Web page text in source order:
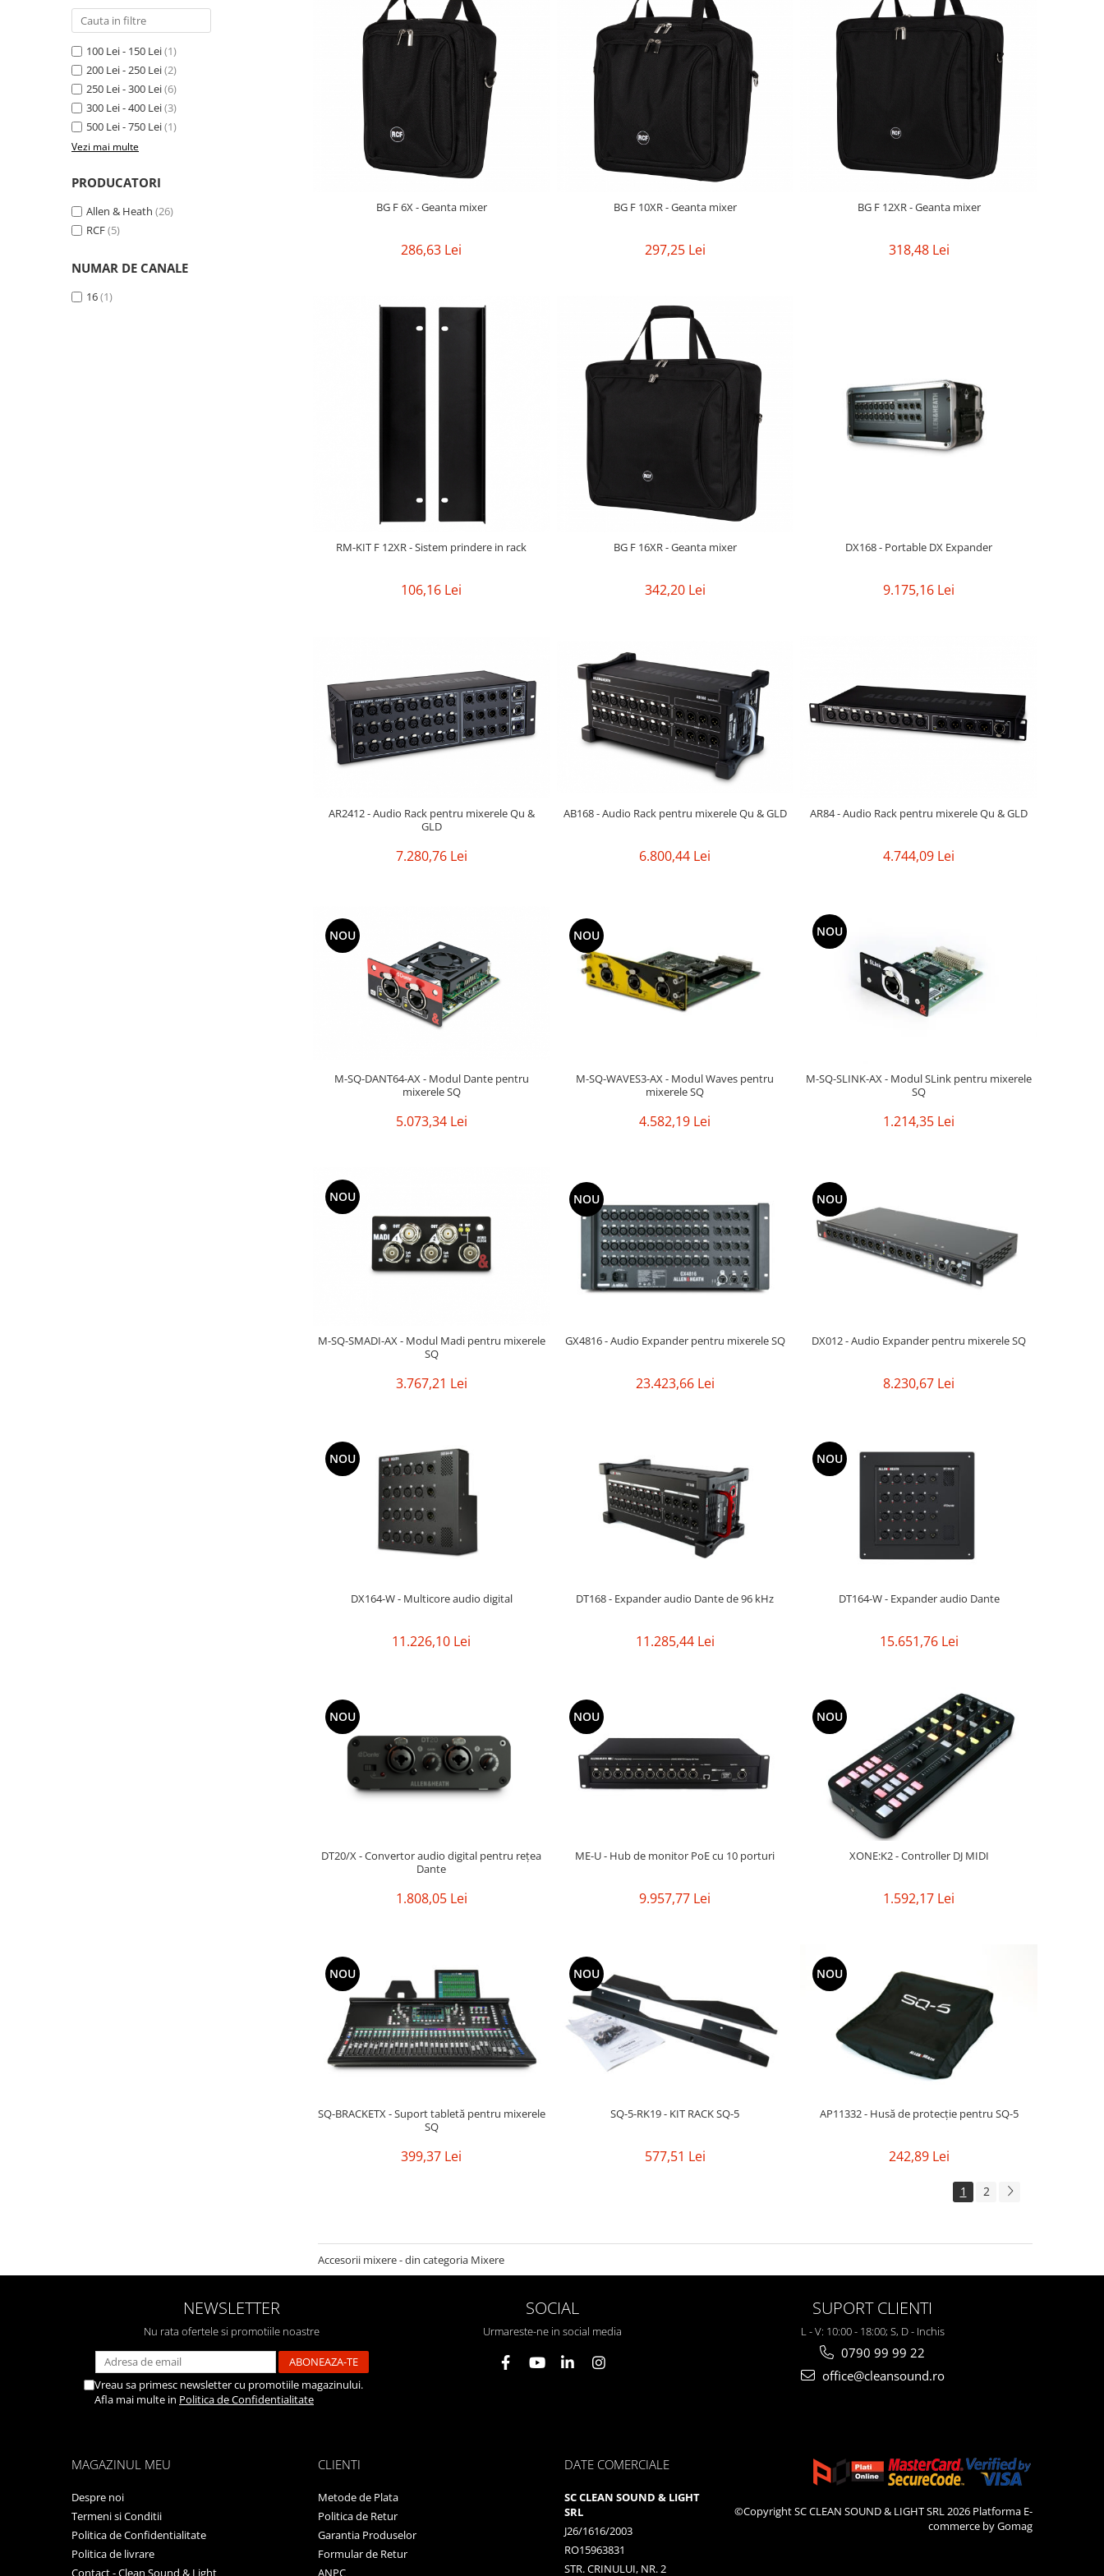
Accesorii Generale
Accesorii pentru boxe
Boxe Active
Boxe Pasive
Subwoofere Active
Subwoofere Pasive
Cabluri si conectori
Adaptoare Audio
Cabluri Audio cu Conectori
Moving head-uri – Spot
Proiectoare Lumini
Ventilatoare 100 Lei - 150 Lei(1)
200 Lei - 250 Lei(2)
250 Lei - 300 Lei(6)
300 Lei - 400 Lei(3)
500 Lei - 750 Lei(1)
Vezi mai multe
PRODUCATORI
Allen & Heath (26)
RCF(5)
NUMAR DE CANALE
16(1)
BG F 6X - Geanta mixer
286,63 Lei
BG F 10XR - Geanta mixer
297,25 Lei
BG F 12XR - Geanta mixer
318,48 Lei
RM-KIT F 12XR - Sistem prindere in rack
106,16 Lei
BG F 16XR - Geanta mixer
342,20 Lei
DX168 - Portable DX Expander
9.175,16 Lei
AR2412 - Audio Rack pentru mixerele Qu &
GLD
7.280,76 Lei
AB168 - Audio Rack pentru mixerele Qu & GLD
6.800,44 Lei
AR84 - Audio Rack pentru mixerele Qu & GLD
4.744,09 Lei
NOU
M-SQ-DANT64-AX - Modul Dante pentru
mixerele SQ
5.073,34 Lei
NOU
M-SQ-WAVES3-AX - Modul Waves pentru
mixerele SQ
4.582,19 Lei
NOU
M-SQ-SLINK-AX - Modul SLink pentru mixerele
SQ
1.214,35 Lei
NOU
M-SQ-SMADI-AX - Modul Madi pentru mixerele
SQ
3.767,21 Lei
NOU
GX4816 - Audio Expander pentru mixerele SQ
23.423,66 Lei
NOU
DX012 - Audio Expander pentru mixerele SQ
8.230,67 Lei
NOU
DX164-W - Multicore audio digital
11.226,10 Lei
DT168 - Expander audio Dante de 96 kHz
11.285,44 Lei
NOU
DT164-W - Expander audio Dante
15.651,76 Lei
NOU
DT20/X - Convertor audio digital pentru rețea
Dante
1.808,05 Lei
NOU
ME-U - Hub de monitor PoE cu 10 porturi
9.957,77 Lei
NOU
XONE:K2 - Controller DJ MIDI
1.592,17 Lei
NOU
SQ-BRACKETX - Suport tabletă pentru mixerele
SQ
399,37 Lei
NOU
SQ-5-RK19 - KIT RACK SQ-5
577,51 Lei
NOU
AP11332 - Husă de protecție pentru SQ-5
242,89 Lei
1 2
Accesorii mixere - din categoria Mixere
NEWSLETTER
Nu rata ofertele si promotiile noastre
Vreau sa primesc newsletter cu promotiile magazinului.
Afla mai multe in Politica de Confidentialitate
SOCIAL
Urmareste-ne in social media
SUPORT CLIENTI
L - V: 10:00 - 18:00; S, D - Inchis
0790 99 99 22
office@cleansound.ro
MAGAZINUL MEU
Despre noi
Termeni si Conditii
Politica de Confidentialitate
Politica de livrare
Contact - Clean Sound & Light
CLIENTI
Metode de Plata
Politica de Retur
Garantia Produselor
Formular de Retur
ANPC
DATE COMERCIALE
SC CLEAN SOUND & LIGHT
SRL
J26/1616/2003
RO15963831
STR. CRINULUI, NR. 2
©Copyright SC CLEAN SOUND & LIGHT SRL 2026 Platforma E-
commerce by Gomag